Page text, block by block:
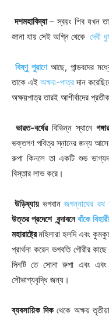
দশমহাবিদ্যা– স্বয়ং শিব যখন
জানা যায় সেই অগ্নি থেকে দেবী
বিষ্ণু পুরাণেআছে, পান্ডবদের
তাকে এই অক্ষয়-পাত্রদান
অক্ষয়পাত্র তারই আশীর্বাদের
ভারত-বর্ষেরবিভিন্ন স্থানে
ভক্তগণ পবিত্র স্নানের জন্য
রুপা কিনলে তা একটি শুভ
বিস্তার লাভ করে।
উড়িষ্যায়ভগবানজগন্নাথের রথ
উত্তর প্রদেশে বৃন্দাবনেবাঁকে
মহারাষ্ট্রেমহিলারা হলদি এবং
প্রার্থনা করেন ভগবতি গৌরীর
দিনটি তে সোনা রুপা এবং
সৌভাগ্যবৃদ্ধি জন্য।
ব্যবসায়িক দিকথেকে অক্ষয়